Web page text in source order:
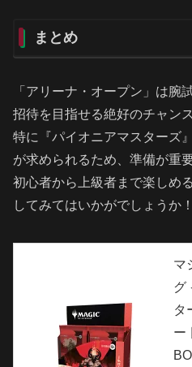
まとめ
「アリーナ・オープン」は腕
招待を目指せる絶好のチャンス
特に『パイオニアマスターズ
が求められるため、準備が重要
初心者から上級者まで楽しめ
してみてはいかがでしょうか！
マ
グ
タ
ー